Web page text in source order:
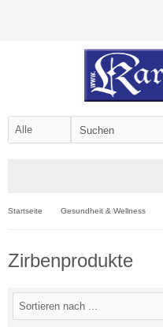
Startseite Gesundheit & Wellness
Zirbenprodukte